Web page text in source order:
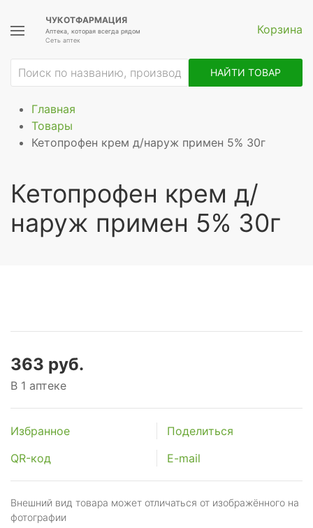
ЧУКОТФАРМАЦИЯ
Аптека, которая всегда рядом
Сеть аптек
Корзина
НАЙТИ ТОВАР
Главная
Товары
Кетопрофен крем д/наруж примен 5% 30г
Кетопрофен крем д/
наруж примен 5% 30г
363 руб.
В 1 аптеке
Избранное
Поделиться
QR-код
E-mail
Внешний вид товара может отличаться от изображённого на
фотографии